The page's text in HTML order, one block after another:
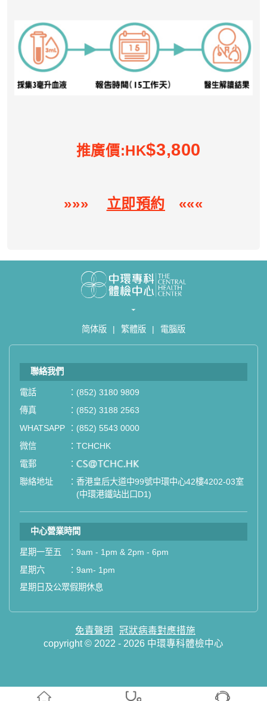
推廣價:HK$3,800
»»» 立即預約 «««
简体版 | 繁體版 | 電腦版
聯絡我們
電話 ： (852) 3180 9809
傳真
： (852) 3188 2563
WHATSAPP
： (852) 5543 0000
微信
： TCHCHK
電郵
： email
聯絡地址
： 香港皇后大道中99號中環中心42樓4202-03室
(中環港鐵站出口D1)
中心營業時間
星期一至五 ： 9am - 1pm & 2pm - 6pm
星期六
： 9am- 1pm
星期日及公眾假期休息
免責聲明
冠狀病毒對應措施
copyright © 2022 - 2026 中環專科體檢中心